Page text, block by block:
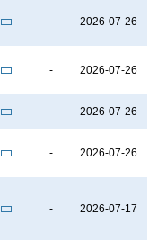
- 2026-07-26
- 2026-07-26
- 2026-07-26
- 2026-07-26
- 2026-07-17